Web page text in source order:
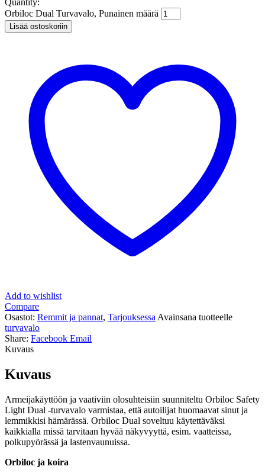
Orbiloc Dual Turvavalo, Punainen määrä
Lisää ostoskoriin
Add to wishlist
Compare
Osastot: Remmit ja pannat, Tarjouksessa Avainsana tuotteelle
turvavalo
Share: Facebook Email
Kuvaus
Kuvaus
Armeijakäyttöön ja vaativiin olosuhteisiin suunniteltu Orbiloc Safety
Light Dual -turvavalo varmistaa, että autoilijat huomaavat sinut ja
lemmikkisi hämärässä. Orbiloc Dual soveltuu käytettäväksi
kaikkialla missä tarvitaan hyvää näkyvyyttä, esim. vaatteissa,
polkupyörässä ja lastenvaunuissa.
Orbiloc ja koira